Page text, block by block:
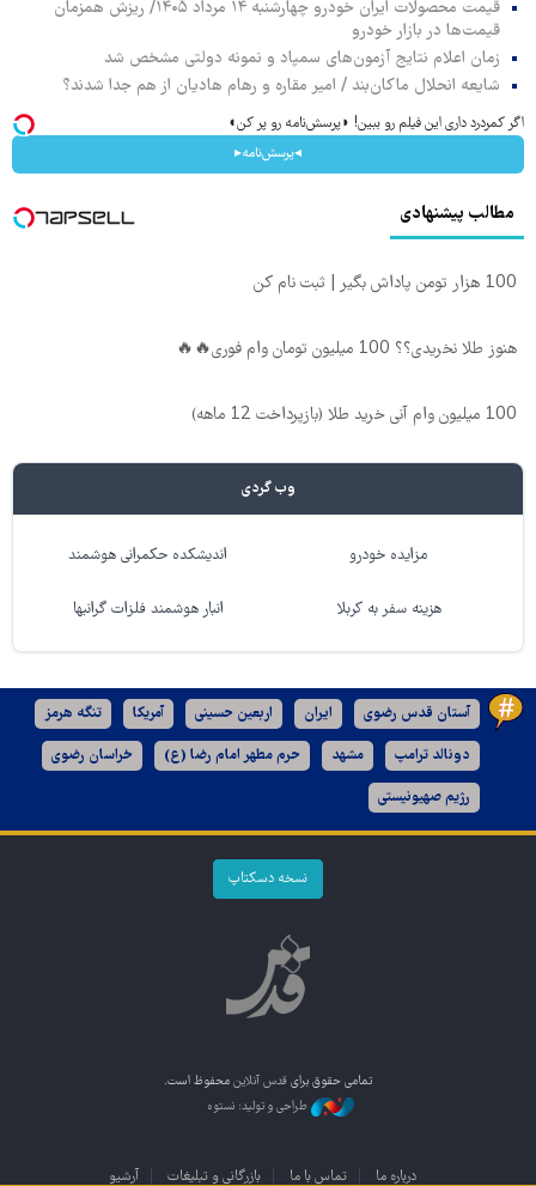
قیمت محصولات ایران خودرو چهارشنبه ۱۴ مرداد ۱۴۰۵/ ریزش همزمان
قیمت‌ها در بازار خودرو
زمان اعلام نتایج آزمون‌های سمپاد و نمونه دولتی مشخص شد
شایعه انحلال ماکان‌بند / امیر مقاره و رهام هادیان از هم جدا شدند؟
اگر کمردرد داری این فیلم رو ببین! ◗پرسش‌نامه رو پر کن◖
◂پرسش‌نامه▸
مطالب پیشنهادی
100 هزار تومن پاداش بگیر | ثبت نام کن
هنوز طلا نخریدی؟؟ 100 میلیون تومان وام فوری🔥🔥
100 میلیون وام آنی خرید طلا (بازپرداخت 12 ماهه)
وب گردی
مزایده خودرو اندیشکده حکمرانی هوشمند
هزینه سفر به کربلا انبار هوشمند فلزات گرانبها
آستان قدس رضوی ایران اربعین حسینی آمریکا تنگه هرمز
دونالد ترامپ مشهد حرم مطهر امام رضا (ع) خراسان رضوی
رژیم صهیونیستی
نسخه دسکتاپ
تمامی حقوق برای قدس آنلاین محفوظ است.
طراحی و تولید: نستوه
درباره ما تماس با ما بازرگانی و تبلیغات آرشیو